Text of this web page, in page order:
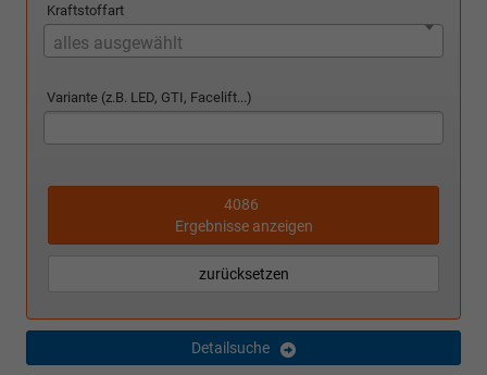
Kraftstoffart
alles ausgewählt
Variante (z.B. LED, GTI, Facelift...)
4086
Ergebnisse anzeigen
zurücksetzen
Detailsuche